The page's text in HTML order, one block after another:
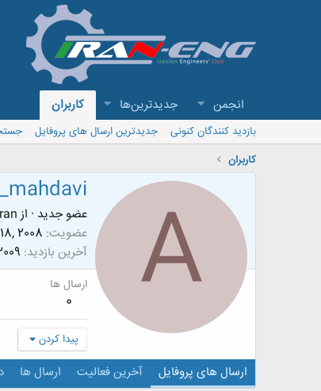
انجمن جدیدترین‌ها کاربران
بازدید کنندگان کنونی جدیدترین ارسال های پروفایل
کاربران
A عضو جدید · از
عضویت 2008
آخرین بازدید
ارسال ها
0
پیدا کردن
ارسال های پروفایل آخرین فعالیت ارسال ها